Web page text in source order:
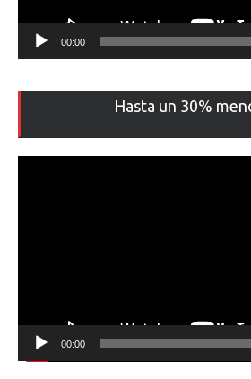
00:00
Hasta un 30%
00:00